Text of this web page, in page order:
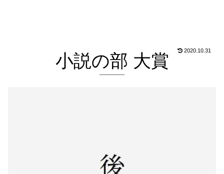
2020.10.31
小説の部 大賞